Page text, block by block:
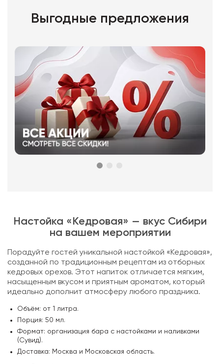
Выгодные предложения
Настойка «Кедровая» — вкус Сибири
на вашем мероприятии
Порадуйте гостей уникальной настойкой «Кедровая»,
созданной по традиционным рецептам из отборных
кедровых орехов. Этот напиток отличается мягким,
насыщенным вкусом и приятным ароматом, который
идеально дополнит атмосферу любого праздника.
Объём: от 1 литра.
Порция: 50 мл.
Формат: организация бара с настойками и наливками
(Сувид).
Доставка: Москва и Московская область.